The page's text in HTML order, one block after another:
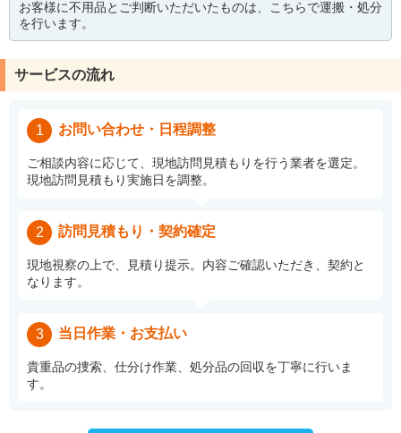
お客様に不用品とご判断いただいたものは、こちらで運搬・処分
を行います。
サービスの流れ
1 お問い合わせ・日程調整
ご相談内容に応じて、現地訪問見積もりを行う業者を選定。
現地訪問見積もり実施日を調整。
2 訪問見積もり・契約確定
現地視察の上で、見積り提示。内容ご確認いただき、契約と
なります。
3 当日作業・お支払い
貴重品の捜索、仕分け作業、処分品の回収を丁寧に行いま
す。